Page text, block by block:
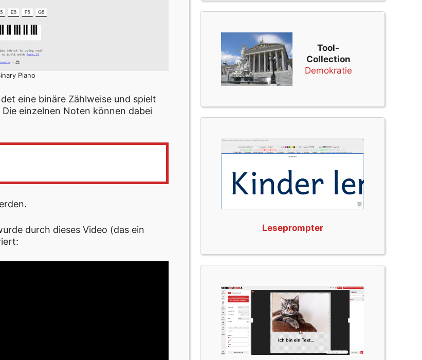
Piano
eine binäre Zählweise und spielt
Die einzelnen Noten können dabei
durch dieses Video (das ein
Tool-
Collection
Demokratie
Leseprompter